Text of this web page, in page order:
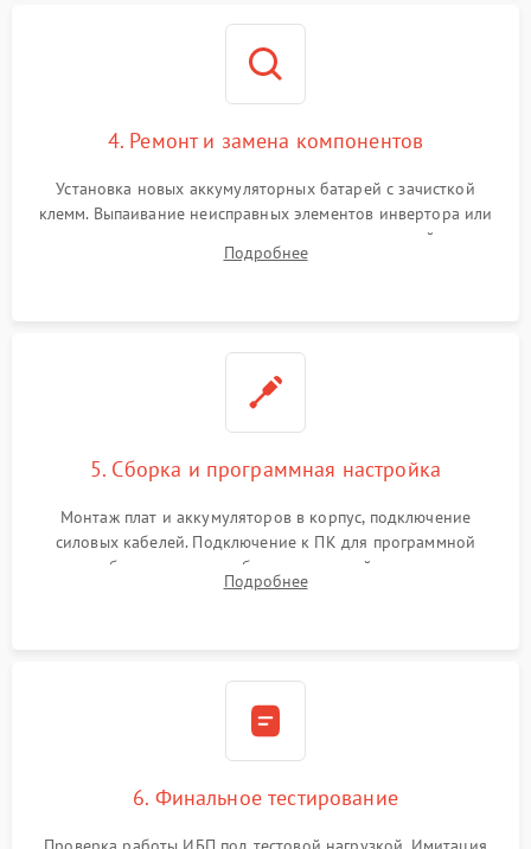
4. Ремонт и замена компонентов
Установка новых аккумуляторных батарей с зачисткой
клемм. Выпаивание неисправных элементов инвертора или
цепи зарядки и монтаж новых радиодеталей.
Восстановление поврежденных токоведущих дорожек и
Подробнее
5. Сборка и программная настройка
Монтаж плат и аккумуляторов в корпус, подключение
силовых кабелей. Подключение к ПК для программной
калибровки констант батареи, настройки порогов
срабатывания AVR и сброса счетчиков старения АКБ.
Подробнее
6. Финальное тестирование